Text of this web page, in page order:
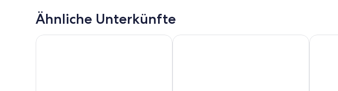
Ähnliche Unterkünfte
Haus für 20 Gäste in 30 Minuten bis Berlin CentrumSchönes Ferienhaus in waldreicher Lage mit